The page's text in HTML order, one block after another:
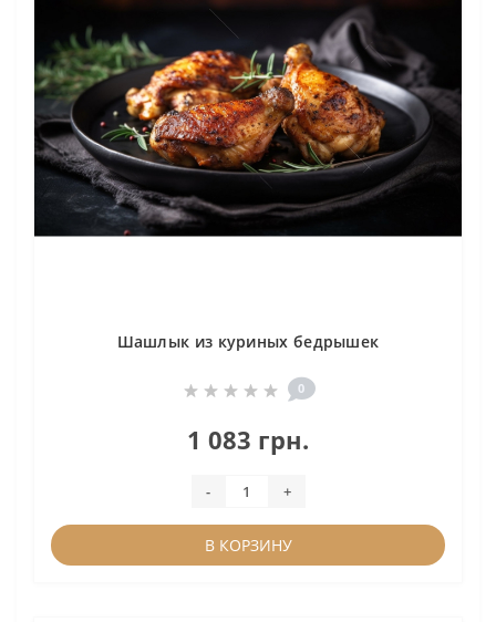
Шашлык из куриных бедрышек
0
1 083 грн.
- +
В КОРЗИНУ